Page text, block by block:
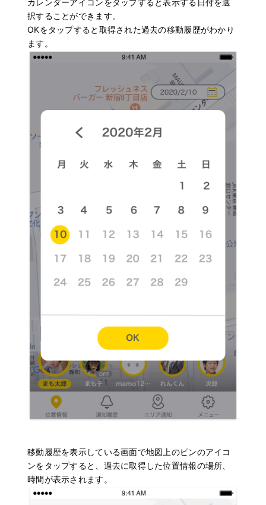
択することができます。
OKをタップすると取得された過去の移動履歴がわかり
ます。
移動履歴を表示している画面で地図上のピンのアイコ
ンをタップすると、過去に取得した位置情報の場所、
時間が表示されます。